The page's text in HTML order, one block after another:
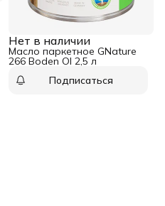
Нет в наличии
Масло паркетное GNature
266 Boden Ol 2,5 л
Подписаться